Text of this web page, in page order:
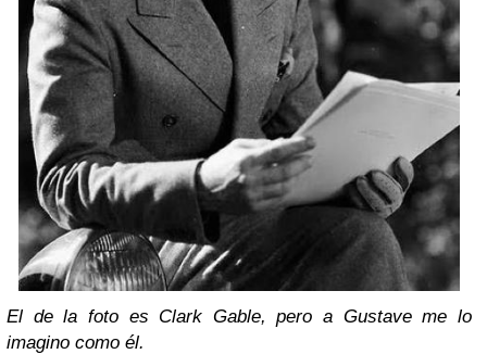
El de la foto es Clark Gable, pero a Gustave me lo
imagino como él.